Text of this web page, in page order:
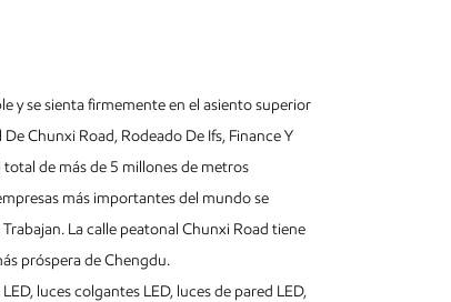
y se sienta firmemente en el asiento superior
Chunxi Road, Rodeado De Ifs, Finance Y
de más de 5 millones de metros
más importantes del mundo se
La calle peatonal Chunxi Road tiene
próspera de Chengdu.
luces colgantes LED, luces de pared LED,